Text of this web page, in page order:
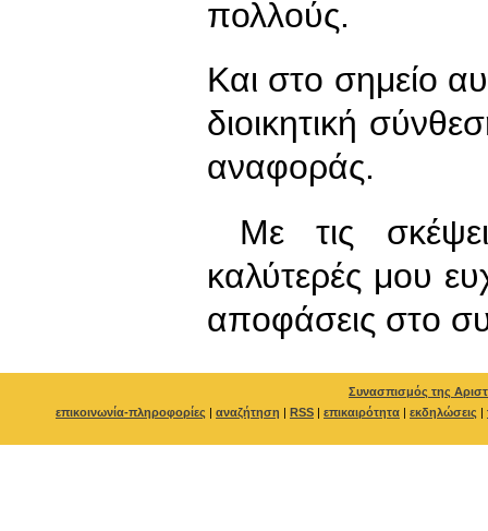
πολλούς.
Και στο σημείο
διοικητική
αναφοράς.
Με τις
καλύτερές μου
αποφάσεις
Συνασπισμός της
επικοινωνία-πληροφορίες | αναζήτηση | RSS | επικαιρότητα | εκδηλώσεις |